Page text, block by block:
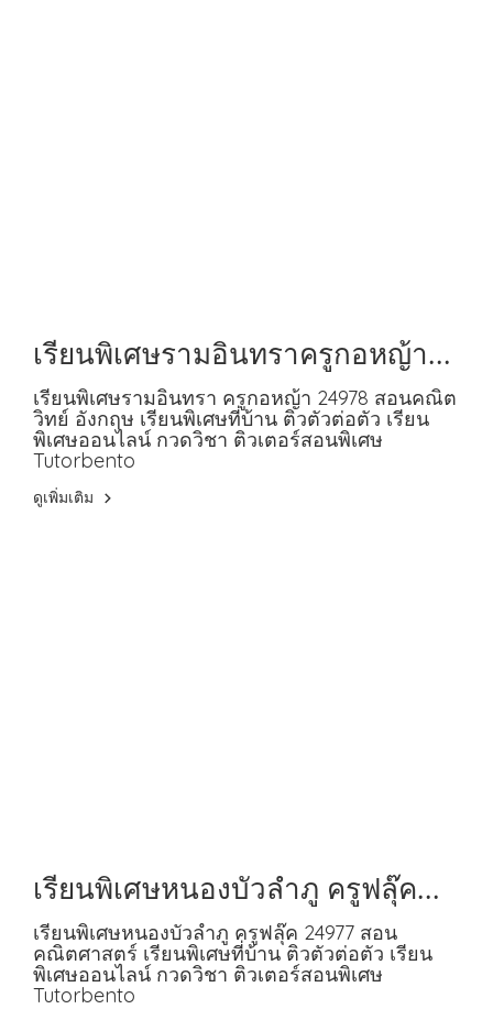
เรียนพิเศษรามอินทราครูกอหญ้า
24978 สอนคณิต วิทย์ อังกฤษ
เรียนพิเศษรามอินทรา ครูกอหญ้า 24978 สอนคณิต
วิทย์ อังกฤษ เรียนพิเศษที่บ้าน ติวตัวต่อตัว เรียน
พิเศษออนไลน์ กวดวิชา ติวเตอร์สอนพิเศษ
Tutorbento
ดูเพิ่มเติม
เรียนพิเศษหนองบัวลำภู ครูฟลุ๊ค
24977 สอนคณิตศาสตร์
เรียนพิเศษหนองบัวลำภู ครูฟลุ๊ค 24977 สอน
คณิตศาสตร์ เรียนพิเศษที่บ้าน ติวตัวต่อตัว เรียน
พิเศษออนไลน์ กวดวิชา ติวเตอร์สอนพิเศษ
Tutorbento